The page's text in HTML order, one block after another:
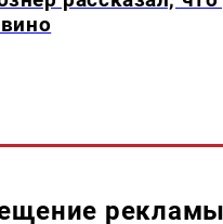
рекламы